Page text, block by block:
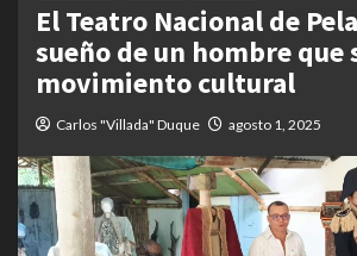
El Teatro Nacional de
sueño de un hombre que
movimiento cultural
Carlos "Villada" Duque agosto 1, 2025